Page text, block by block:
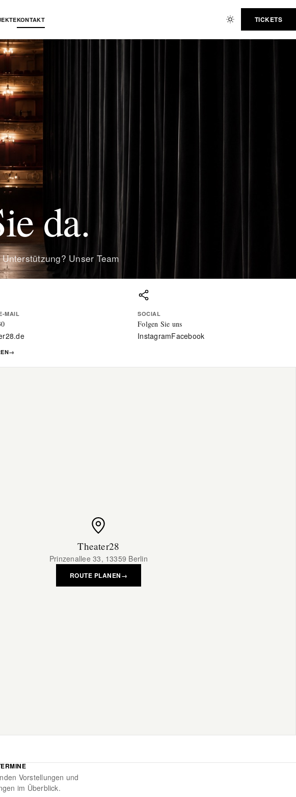
KONTAKT TICKETS
da.
Unser Team
MAIL
→
SOCIAL
Folgen Sie uns
InstagramFacebook
Theater28
Prinzenallee 33, 13359 Berlin
ROUTE PLANEN→
Vorstellungen und
im Überblick.